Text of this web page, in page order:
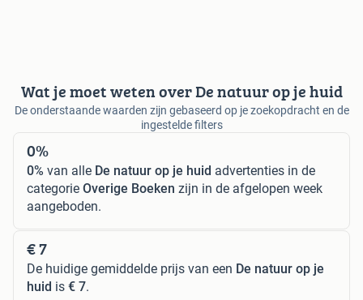
Wat je moet weten over De natuur op je huid
De onderstaande waarden zijn gebaseerd op je zoekopdracht en de
ingestelde filters
0%
0% van alle De natuur op je huid advertenties in de
categorie Overige Boeken zijn in de afgelopen week
aangeboden.
€ 7
De huidige gemiddelde prijs van een De natuur op je
huid is € 7.